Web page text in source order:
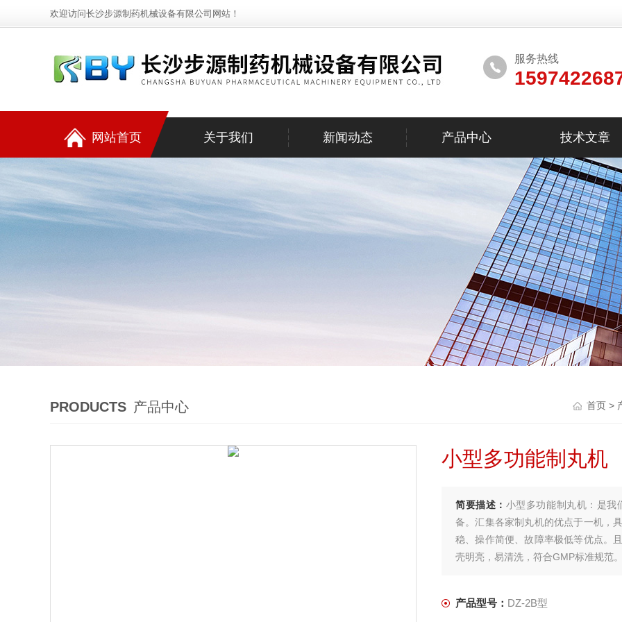
欢迎访问长沙步源制药机械设备有限公司网站！
服务热线
网站首页 关于我们 新闻动态 产品中心 技术文章
PRODUCTS 产品中心 首页 >
小型多功能制丸机
简要描述： 小型多功能制丸机：是我
备。汇集各家制丸机的优点于一机，
稳、操作简便、故障率极低等优点。
壳明亮，易清洗，符合GMP标准规范
产品型号： DZ-2B型